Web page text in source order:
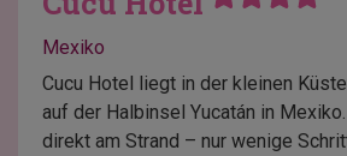
Mexiko
Cucu Hotel liegt in der kleinen
auf der Halbinsel Yucatán in
direkt am Strand – nur wenige